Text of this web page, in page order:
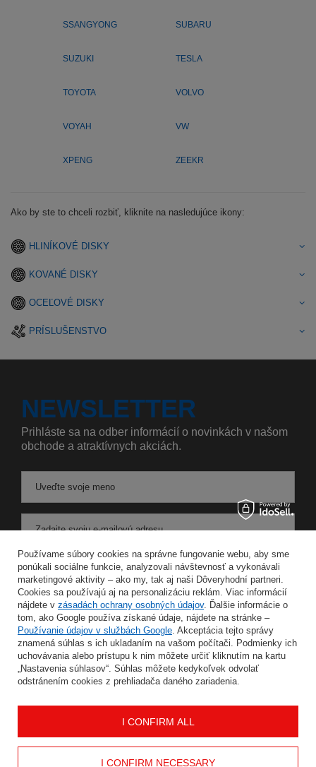
SSANGYONG SUBARU
SUZUKI TESLA
TOYOTA VOLVO
VOYAH VW
XPENG ZEEKR
Ako by ste to chceli rozbiť, kliknite na nasledujúce ikony:
HLINÍKOVÉ DISKY
KOVANÉ DISKY
OCEĽOVÉ DISKY
PRÍSLUŠENSTVO
NEWSLETTER
Prihláste sa na odber informácií o novinkách v našom
obchode a atraktívnych akciách.
Uveďte svoje meno
Zadajte svoju e-mailovú adresu
Súhlasím so spracovaním svojich osobných údajov na účely a v rozsahu služby Newsletter v
ULOŽIŤ
INFORMÁCIE
POMOC
Používame súbory cookies na správne fungovanie webu, aby sme
ponúkali sociálne funkcie, analyzovali návštevnosť a vykonávali
marketingové aktivity – ako my, tak aj naši Dôveryhodní partneri.
Cookies sa používajú aj na personalizáciu reklám. Viac informácií
nájdete v zásadách ochrany osobných údajov. Ďalšie informácie o
tom, ako Google používa získané údaje, nájdete na stránke –
Používanie údajov v službách Google. Akceptácia tejto správy
znamená súhlas s ich ukladaním na vašom počítači. Podmienky ich
uchovávania alebo prístupu k nim môžete určiť kliknutím na kartu
„Nastavenia súhlasov“. Súhlas môžete kedykoľvek odvolať
odstránením cookies z prehliadača daného zariadenia.
I CONFIRM NECESSARY
I CONFIRM ALL